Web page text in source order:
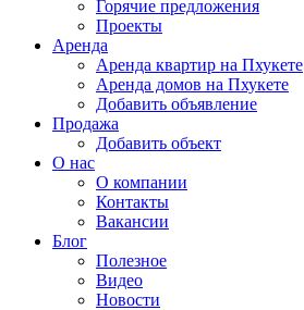
Горячие предложения
Проекты
Аренда
Аренда квартир на Пхукете
Аренда домов на Пхукете
Добавить объявление
Продажа
Добавить объект
О нас
О компании
Контакты
Вакансии
Блог
Полезное
Видео
Новости